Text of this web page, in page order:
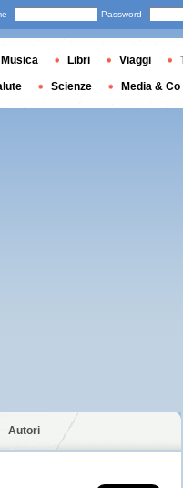
Autori
Password
Musica Libri Viaggi
Scienze Media & Co